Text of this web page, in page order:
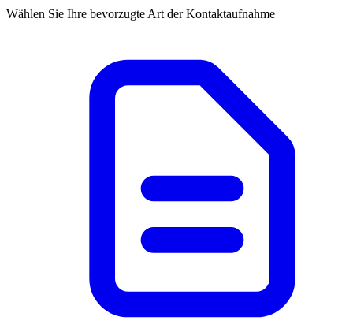
Wählen Sie Ihre bevorzugte Art der Kontaktaufnahme